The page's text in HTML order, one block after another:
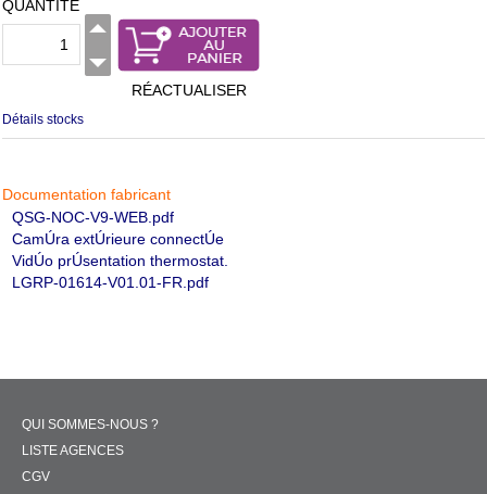
QUANTITÉ
RÉACTUALISER
Détails stocks
Documentation fabricant
QSG-NOC-V9-WEB.pdf
CamÚra extÚrieure connectÚe
VidÚo prÚsentation thermostat.
LGRP-01614-V01.01-FR.pdf
QUI SOMMES-NOUS ?
LISTE AGENCES
CGV